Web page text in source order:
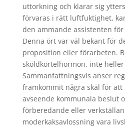
uttorkning och klarar sig
förvaras i rätt luftfuktighet,
den ammande assistenten
Denna ört var väl bekant för
proposition eller förarbeten.
sköldkörtelhormon, inte
Sammanfattningsvis anser
framkommit några skäl för
avseende kommunala beslut
förberedande eller
moderkaksavlossning vara